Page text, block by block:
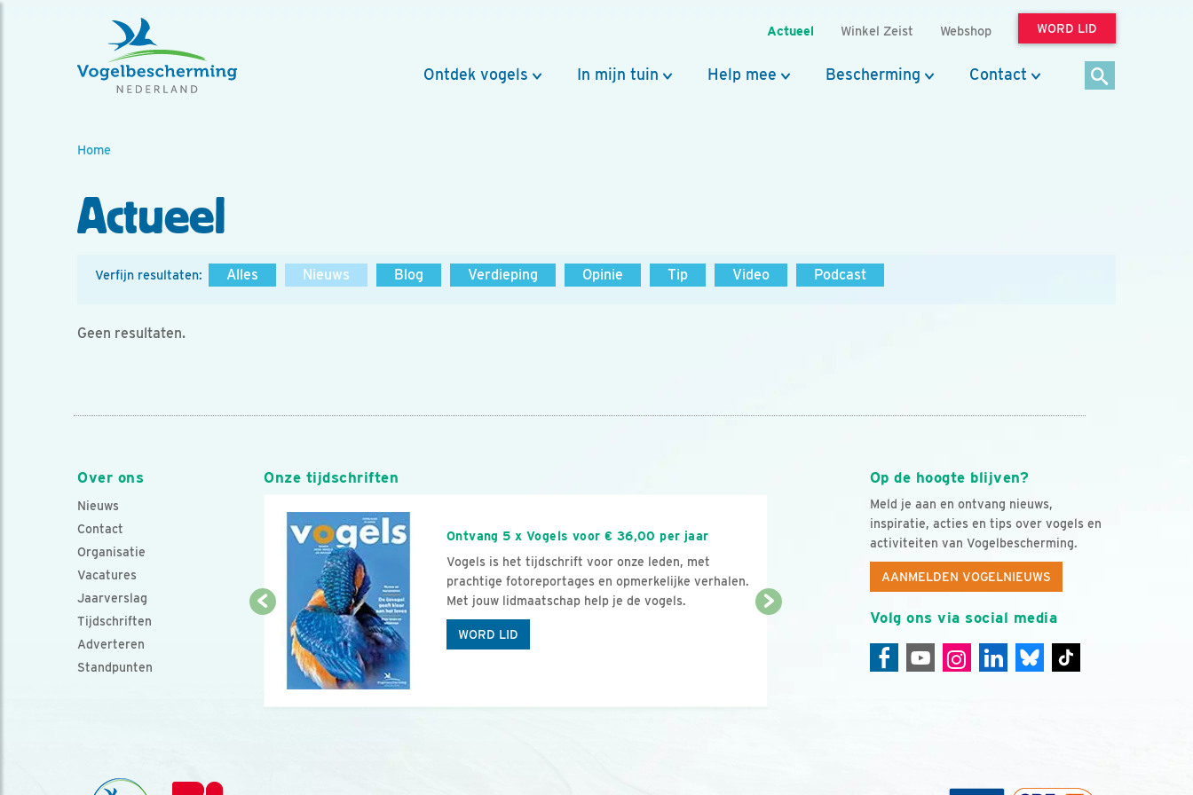
Actueel Winkel Zeist Webshop WORD LID
Ontdek vogels In mijn tuin Help mee Bescherming Contact
Home
Actueel
Verfijn resultaten: Alles Nieuws Blog Verdieping Opinie Tip Video Podcast
Geen resultaten.
Over ons
Nieuws
Contact
Organisatie
Vacatures
Jaarverslag
Tijdschriften
Adverteren
Standpunten
Op de hoogte blijven?
Meld je aan en ontvang nieuws,
inspiratie, acties en tips over vogels en
activiteiten van Vogelbescherming.
AANMELDEN VOGELNIEUWS
Volg ons via social media
Onze tijdschriften
Ontvang 5 x Vogels voor € 36,00 per jaar
Vogels is het tijdschrift voor onze leden, met
prachtige fotoreportages en opmerkelijke verhalen.
Met jouw lidmaatschap help je de vogels.
WORD LID